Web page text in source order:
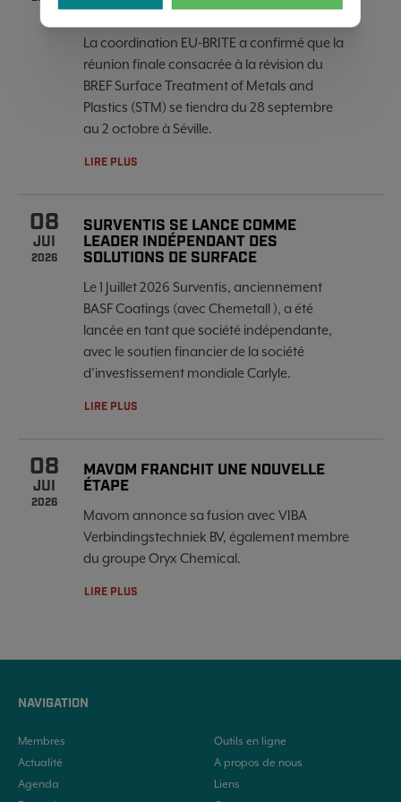
NOUVELLES CONCLUSIONS MTD
La coordination EU-BRITE a confirmé que la
réunion finale consacrée à la révision du
BREF Surface Treatment of Metals and
Plastics (STM) se tiendra du 28 septembre
au 2 octobre à Séville.
LIRE PLUS
08
JUI
2026
SURVENTIS SE LANCE COMME
LEADER INDÉPENDANT DES
SOLUTIONS DE SURFACE
Le 1 Juillet 2026 Surventis, anciennement
BASF Coatings (avec Chemetall ), a été
lancée en tant que société indépendante,
avec le soutien financier de la société
d’investissement mondiale Carlyle.
LIRE PLUS
08
JUI
2026
MAVOM FRANCHIT UNE NOUVELLE
ÉTAPE
Mavom annonce sa fusion avec VIBA
Verbindingstechniek BV, également membre
du groupe Oryx Chemical.
LIRE PLUS
NAVIGATION
Membres
Actualité
Agenda
Outils en ligne
A propos de nous
Liens